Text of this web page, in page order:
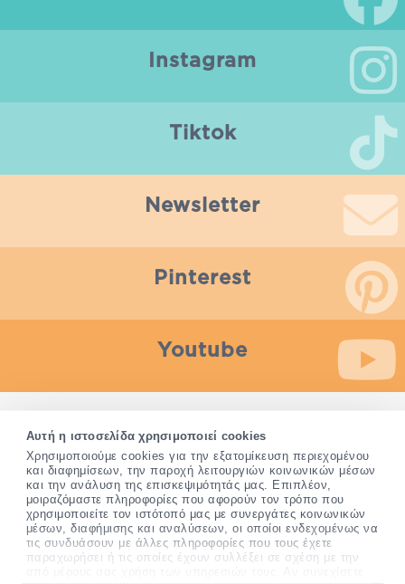
Αυτή η ιστοσελίδα χρησιμοποιεί cookies
Χρησιμοποιούμε cookies για την εξατομίκευση περιεχομένου
και διαφημίσεων, την παροχή λειτουργιών κοινωνικών μέσων
και την ανάλυση της επισκεψιμότητάς μας. Επιπλέον,
μοιραζόμαστε πληροφορίες που αφορούν τον τρόπο που
χρησιμοποιείτε τον ιστότοπό μας με συνεργάτες κοινωνικών
μέσων, διαφήμισης και αναλύσεων, οι οποίοι ενδεχομένως να
τις συνδυάσουν με άλλες πληροφορίες που τους έχετε
παραχωρήσει ή τις οποίες έχουν συλλέξει σε σχέση με την
Instagram
Tiktok
Newsletter
Pinterest
Youtube
Οποιαδήποτε πληροφορία που παρέχεται από το Pharm24.gr
δεν προορίζεται για διάγνωση, θεραπεία ή αποτροπή
ασθένειας. Τα συμπληρώματα διατροφής δεν αντικαθιστούν
μια ισορροπημένη διατροφή και δεν προορίζονται για την
πρόληψη, αγωγή ή θεραπεία ανθρώπινης νόσου.
Συμβουλευτείτε τον γιατρό σας εάν είστε έγκυος, θηλάζετε,
ακολουθείτε παράλληλα φαρμακευτική αγωγή ή
αντιμετωπίζετε προβλήματα υγείας πριν χρησιμοποιήσετε